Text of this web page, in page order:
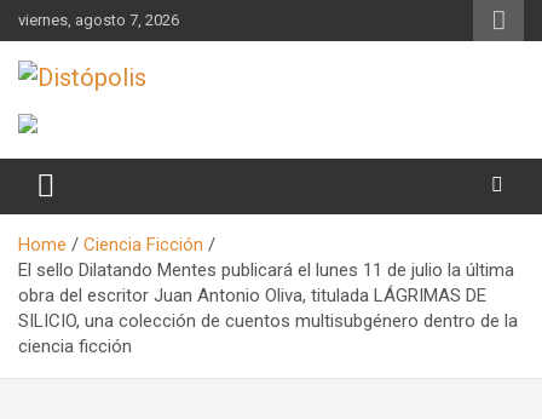
Skip
to
content
viernes, agosto 7, 2026
Distópolis
Home
Ciencia Ficción
El sello Dilatando Mentes publicará el lunes 11 de julio la última
obra del escritor Juan Antonio Oliva, titulada LÁGRIMAS DE
SILICIO, una colección de cuentos multisubgénero dentro de la
ciencia ficción